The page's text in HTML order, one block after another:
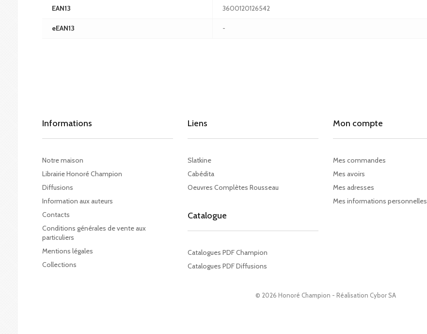
EAN13 3600120126542
eEAN13 -
Informations
Notre maison
Librairie Honoré Champion
Diffusions
Information aux auteurs
Contacts
Conditions générales de vente aux
particuliers
Mentions légales
Collections
© 2026 Honoré Champion - Réalisation Cybor SA
Liens
Slatkine
Cabédita
Oeuvres Complètes Rousseau
Catalogue
Catalogues PDF Champion
Catalogues PDF Diffusions
Mon compte
Mes commandes
Mes avoirs
Mes adresses
Mes informations personnelles